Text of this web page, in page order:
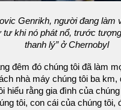
Genrikh, người đang làm
tư khi nó phát nổ, trước
thanh lý” ở Chernobyl
đêm đó chúng tôi đã làm
nhà máy chúng tôi ba km,
hiểu rằng gia đình của
tôi, con cái của chúng tôi,